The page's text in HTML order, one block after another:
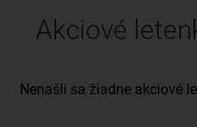
Akciové